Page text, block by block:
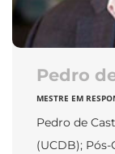
Pedro
MESTRE EM
Pedro de
(UCDB);